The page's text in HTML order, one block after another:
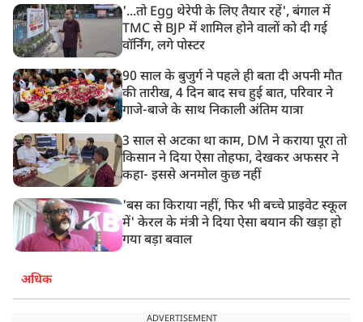
'...तो Egg थेरेपी के लिए तैयार रहें', बंगाल में
TMC से BJP में शामिल होने वालों को दी गई
वॉर्निंग, लगे पोस्टर
90 साल के बुजुर्ग ने पहले ही बता दी अपनी मौत
की तारीख, 4 दिन बाद सच हुई बात, परिवार ने
गाजे-बाजे के साथ निकाली अंतिम यात्रा
3 साल से अटका था काम, DM ने कराया पूरा तो
किसान ने दिया ऐसा तोहफा, देखकर अफसर ने
कहा- इससे अनमोल कुछ नहीं
'बस का किराया नहीं, फिर भी बच्चे प्राइवेट स्कूल
में' केरल के मंत्री ने दिया ऐसा बयान की खड़ा हो
गया बड़ा बवाल
अधिक
ADVERTISEMENT